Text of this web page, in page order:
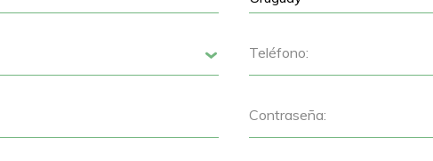
Teléfono:
Contraseña: